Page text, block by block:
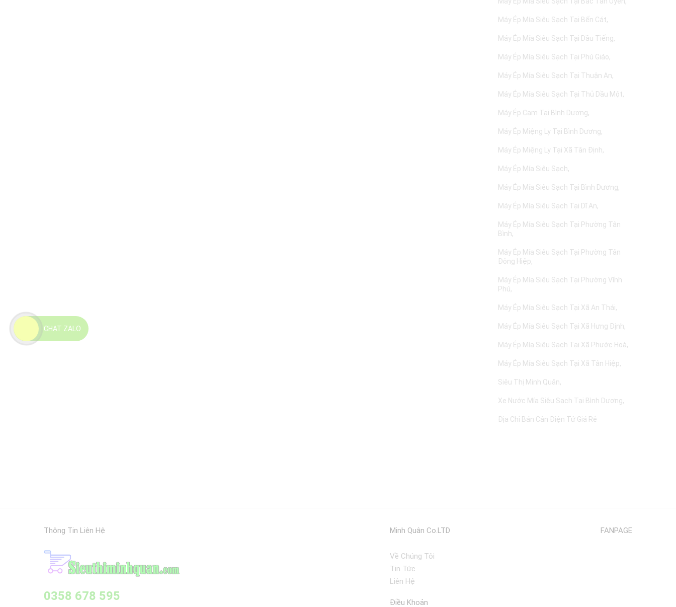
Máy Ép Mía Siêu Sạch Tại Bến Cát
Máy Ép Mía Siêu Sạch Tại Dầu Tiếng
Máy Ép Mía Siêu Sạch Tại Phú Giáo
Máy Ép Mía Siêu Sạch Tại Thuận An
Máy Ép Mía Siêu Sạch Tại Thủ Dầu Một
Máy Ép Cam Tại Bình Dương
Máy Ép Miệng Ly Tại Bình Dương
Máy Ép Miệng Ly Tại Xã Tân Định
Máy Ép Mía Siêu Sạch
Máy Ép Mía Siêu Sạch Tại Bình Dương
Máy Ép Mía Siêu Sạch Tại Dĩ An
Máy Ép Mía Siêu Sạch Tại Phường Tân
Bình
Máy Ép Mía Siêu Sạch Tại Phường Tân
Đông Hiệp
Máy Ép Mía Siêu Sạch Tại Phường Vĩnh
Phú
Máy Ép Mía Siêu Sạch Tại Xã An Thái
Máy Ép Mía Siêu Sạch Tại Xã Hưng Định
Máy Ép Mía Siêu Sạch Tại Xã Phước Hoà
Máy Ép Mía Siêu Sạch Tại Xã Tân Hiệp
Siêu Thị Minh Quân
Xe Nước Mía Siêu Sạch Tại Bình Dương
Địa Chỉ Bán Cân Điện Tử Giá Rẻ
CHAT ZALO
Thông Tin Liên Hệ
0358 678 595
Minh Quân Co.LTD
Về Chúng Tôi
Tin Tức
Liên Hệ
Điều Khoản
FANPAGE